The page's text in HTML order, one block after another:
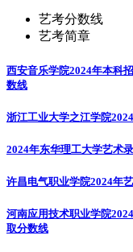
艺考分数线
艺考简章
西安音乐学院2024年本科
数线
浙江工业大学之江学院
2024年东华理工大学艺术
许昌电气职业学院2024年
河南应用技术职业学院
取分数线